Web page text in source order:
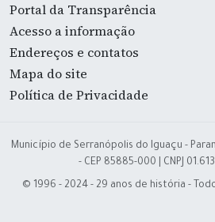
Portal da Transparência
Acesso a informação
Endereços e contatos
Mapa do site
Política de Privacidade
Município de Serranópolis do Iguaçu -
- CEP 85885-000 | CNPJ
© 1996 - 2024 - 29 anos de história -